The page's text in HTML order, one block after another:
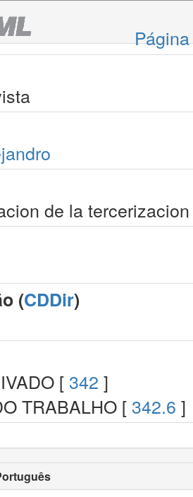
de la
(CDDir)
[ 342 ]
TRABALHO [ 342.6 ]